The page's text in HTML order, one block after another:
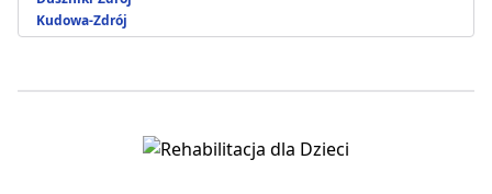
Kudowa-Zdrój